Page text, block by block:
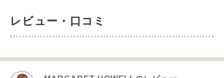
レビュー・口コミ